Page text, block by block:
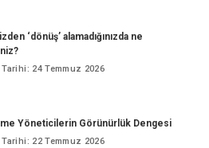
‘dönüş’ alamadığınızda ne
Tarihi: 24 Temmuz 2026
Yöneticilerin Görünürlük Dengesi
Tarihi: 22 Temmuz 2026